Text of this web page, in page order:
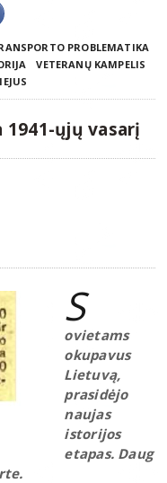
PROBLEMATIKA
VETERANŲ KAMPELIS
ųjų vasarį
S
ovietams
okupavus
Lietuvą,
prasidėjo
naujas
istorijos
etapas. Daug